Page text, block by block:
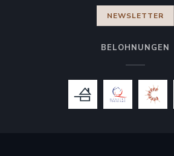
NEWSLETTER
BELOHNUNGEN